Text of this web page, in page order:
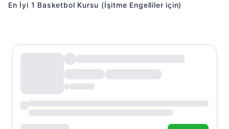
En İyi 1 Basketbol Kursu (İşitme Engelliler için)